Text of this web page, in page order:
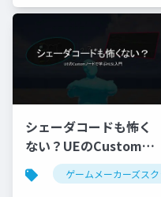
シェーダコードも怖く
ない？UEのCustomノ
ードで学ぶHLSL入門
ゲームメーカーズス